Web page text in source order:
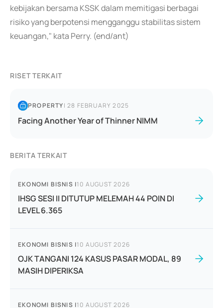
kebijakan bersama KSSK dalam memitigasi berbagai
risiko yang berpotensi mengganggu stabilitas sistem
keuangan," kata Perry. (end/ant)
RISET TERKAIT
PROPERTY|28 FEBRUARY 2025
Facing Another Year of Thinner NIMM
BERITA TERKAIT
EKONOMI BISNIS |10 AUGUST 2026
IHSG SESI II DITUTUP MELEMAH 44 POIN DI
LEVEL 6.365
EKONOMI BISNIS |10 AUGUST 2026
OJK TANGANI 124 KASUS PASAR MODAL, 89
MASIH DIPERIKSA
EKONOMI BISNIS |10 AUGUST 2026